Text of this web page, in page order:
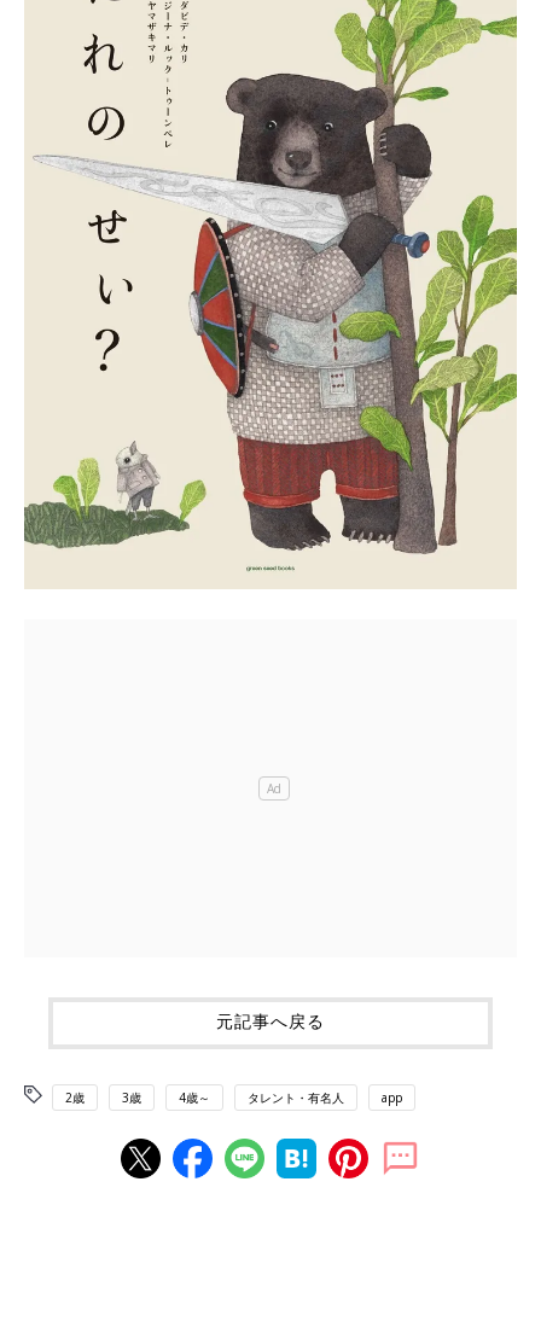
元記事へ戻る
2歳 3歳 4歳～ タレント・有名人 app